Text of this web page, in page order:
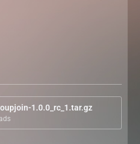
1.0.0_rc_1.tar.gz